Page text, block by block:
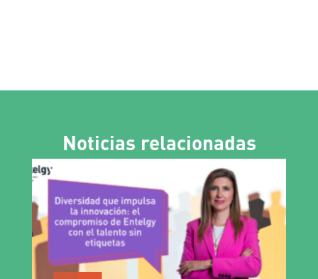
Noticias relacionadas